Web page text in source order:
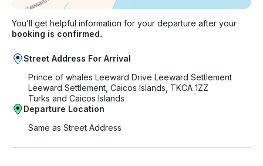
You’ll get helpful information for your departure after your
booking is confirmed.
Street Address For Arrival
Prince of whales Leeward Drive Leeward Settlement
Leeward Settlement, Caicos Islands, TKCA 1ZZ
Turks and Caicos Islands
Departure Location
Same as Street Address